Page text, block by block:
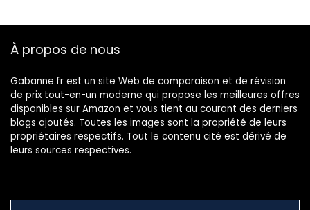
À propos de nous
Gabanne.fr est un site Web de comparaison et de révision
de prix tout-en-un moderne qui propose les meilleures offres
disponibles sur Amazon et vous tient au courant des derniers
blogs ajoutés. Toutes les images sont la propriété de leurs
propriétaires respectifs. Tout le contenu cité est dérivé de
leurs sources respectives.